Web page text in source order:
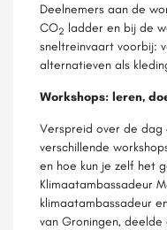
Deelnemers aan de
CO2 ladder en bij de
sneltreinvaart voorbij:
alternatieven als
Workshops: leren,
Verspreid over de dag
verschillende
en hoe kun je zelf het
Klimaatambassadeur
klimaatambassadeur
van Groningen,